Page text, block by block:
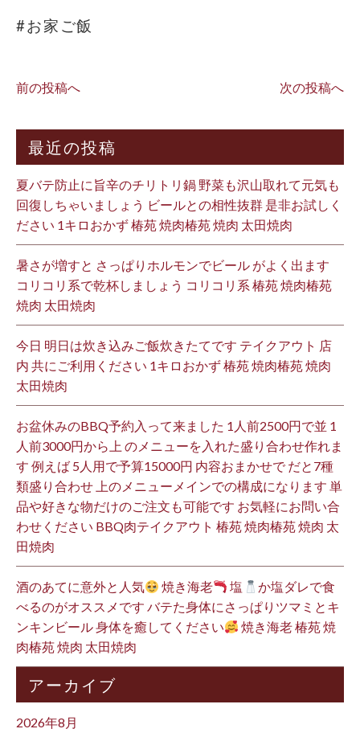
#お家ご飯
前の投稿へ 次の投稿へ
最近の投稿
夏バテ防止に旨辛のチリトリ鍋 野菜も沢山取れて元気も
回復しちゃいましょう ビールとの相性抜群 是非お試しく
ださい 1キロおかず 椿苑 焼肉椿苑 焼肉 太田焼肉
暑さが増すと さっぱりホルモンでビール がよく出ます
コリコリ系で乾杯しましょう コリコリ系 椿苑 焼肉椿苑
焼肉 太田焼肉
今日 明日は炊き込みご飯炊きたてです テイクアウト 店
内 共にご利用ください 1キロおかず 椿苑 焼肉椿苑 焼肉
太田焼肉
お盆休みのBBQ予約入って来ました 1人前2500円で並 1
人前3000円から上 のメニューを入れた盛り合わせ作れま
す 例えば 5人用で予算15000円 内容おまかせで だと7種
類盛り合わせ 上のメニューメインでの構成になります 単
品や好きな物だけのご注文も可能です お気軽にお問い合
わせください BBQ肉テイクアウト 椿苑 焼肉椿苑 焼肉 太
田焼肉
酒のあてに意外と人気 焼き海老 塩
か塩ダレで食
べるのがオススメです バテた身体にさっぱりツマミとキ
ンキンビール 身体を癒してください
焼き海老 椿苑 焼
肉椿苑 焼肉 太田焼肉
アーカイブ
2026年8月